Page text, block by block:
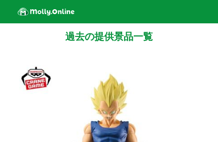
過去の提供景品一覧